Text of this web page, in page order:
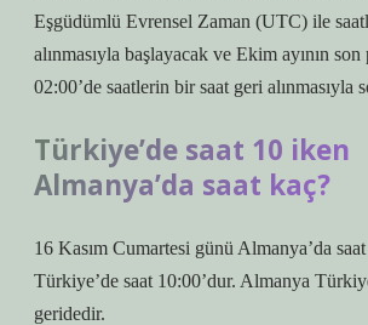
Eşgüdümlü Evrensel Zaman (UTC) ile
alınmasıyla başlayacak ve Ekim ayının
02:00’de saatlerin bir saat geri alınmasıyla
Türkiye’de saat 10 iken
Almanya’da saat kaç?
16 Kasım Cumartesi günü Almanya’da
Türkiye’de saat 10:00’dur. Almanya
geridedir.